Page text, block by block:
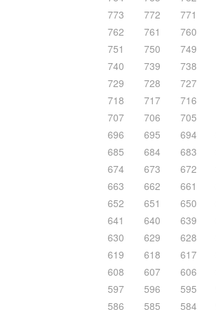
773
772 771
762
761 760
751
750 749
740
739 738
729
728 727
718
717 716
707
706 705
696
695 694
685
684 683
674
673 672
663
662 661
652
651 650
641
640 639
630
629 628
619
618 617
608
607 606
597
596 595
586
585 584